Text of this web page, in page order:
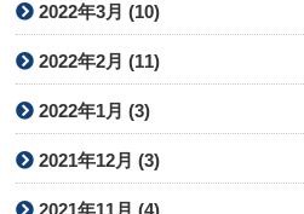
2022年3月 (10)
2022年2月 (11)
2022年1月 (3)
2021年12月 (3)
2021年11月 (4)